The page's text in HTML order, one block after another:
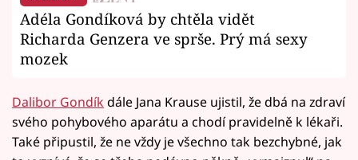
Adéla Gondíková by chtěla vidět
Richarda Genzera ve sprše. Prý má sexy
mozek
Dalibor Gondík dále Jana Krause ujistil, že dbá na zdraví
svého pohybového aparátu a chodí pravidelně k lékaři.
Také připustil, že ne vždy je všechno tak bezchybné, jak